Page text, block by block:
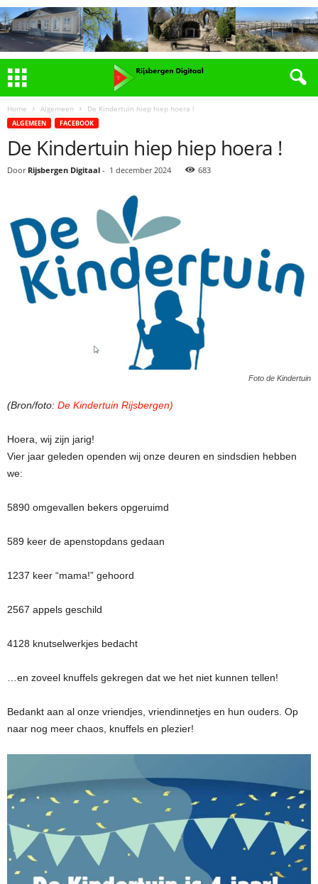
Home Algemeen De Kindertuin hiep hiep hoera !
ALGEMEEN FACEBOOK
De Kindertuin hiep hiep hoera !
Door Rijsbergen Digitaal - 1 december 2024 683
Foto de Kindertuin
(Bron/foto: De Kindertuin Rijsbergen)
Hoera, wij zijn jarig!
Vier jaar geleden openden wij onze deuren en sindsdien hebben
we:
5890 omgevallen bekers opgeruimd
589 keer de apenstopdans gedaan
1237 keer “mama!” gehoord
2567 appels geschild
4128 knutselwerkjes bedacht
…en zoveel knuffels gekregen dat we het niet kunnen tellen!
Bedankt aan al onze vriendjes, vriendinnetjes en hun ouders. Op
naar nog meer chaos, knuffels en plezier!